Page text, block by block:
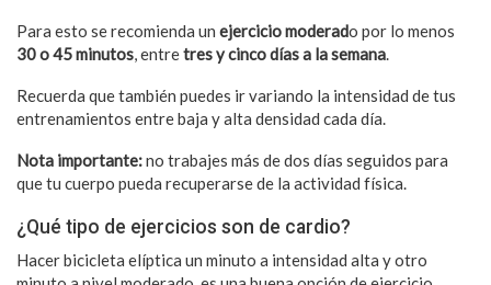
Para esto se recomienda un ejercicio moderado por lo menos
30 o 45 minutos, entretres y cinco días a la semana.
Recuerda que también puedes ir variando la intensidad de tus
entrenamientos entre baja y alta densidad cada día.
Nota importante:no trabajes más de dos días seguidos para
que tu cuerpo pueda recuperarse de la actividad física.
¿Qué tipo de ejercicios son de cardio?
Hacer bicicleta elíptica un minuto a intensidad alta y otro